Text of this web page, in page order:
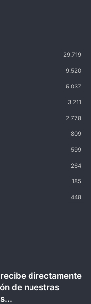
29.719
9.520
5.037
3.211
2.778
809
599
264
185
448
directamente
de nuestras